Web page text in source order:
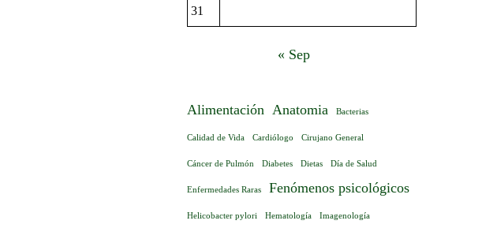
31
« Sep
Alimentación Anatomia Bacterias
Calidad de Vida Cardiólogo Cirujano General
Cáncer de Pulmón Diabetes Dietas Día de Salud
Enfermedades Raras Fenómenos psicológicos
Helicobacter pylori Hematología Imagenología